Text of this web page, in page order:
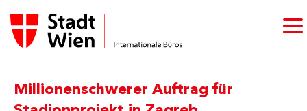
Millionenschwerer Auftrag für